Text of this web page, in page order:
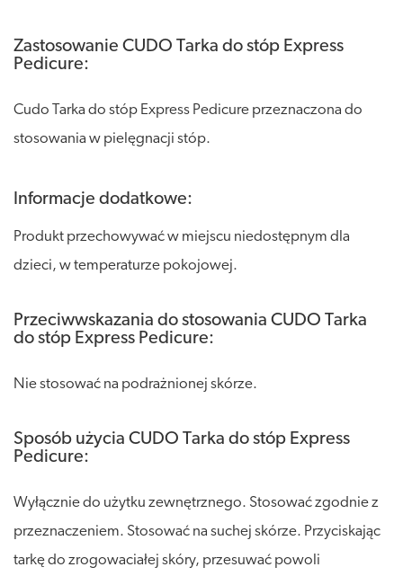
Zastosowanie CUDO Tarka do stóp Express
Pedicure:
Cudo Tarka do stóp Express Pedicure przeznaczona do
stosowania w pielęgnacji stóp.
Informacje dodatkowe:
Produkt przechowywać w miejscu niedostępnym dla
dzieci, w temperaturze pokojowej.
Przeciwwskazania do stosowania CUDO Tarka
do stóp Express Pedicure:
Nie stosować na podrażnionej skórze.
Sposób użycia CUDO Tarka do stóp Express
Pedicure:
Wyłącznie do użytku zewnętrznego. Stosować zgodnie z
przeznaczeniem. Stosować na suchej skórze. Przyciskając
tarkę do zrogowaciałej skóry, przesuwać powoli